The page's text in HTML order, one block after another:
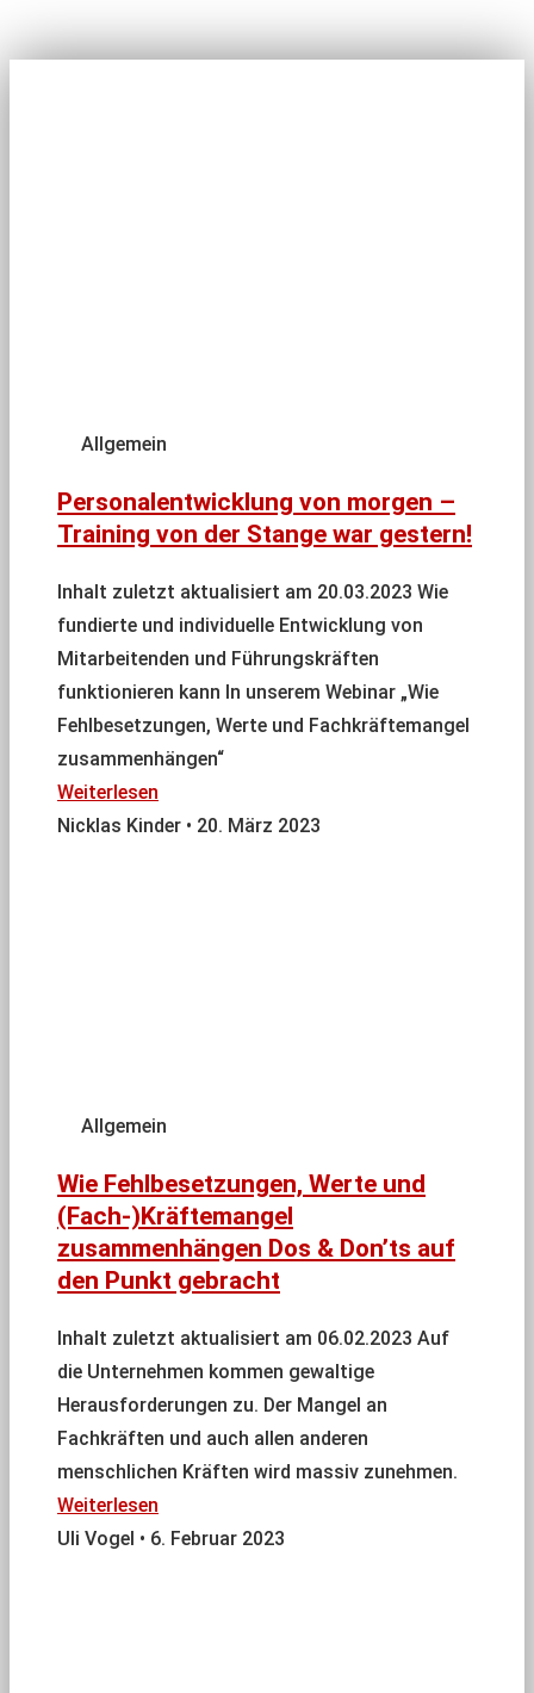
Allgemein
Personalentwicklung von morgen –
Training von der Stange war gestern!
Inhalt zuletzt aktualisiert am 20.03.2023 Wie
fundierte und individuelle Entwicklung von
Mitarbeitenden und Führungskräften
funktionieren kann In unserem Webinar „Wie
Fehlbesetzungen, Werte und Fachkräftemangel
zusammenhängen“
Weiterlesen
Nicklas Kinder
20. März 2023
Allgemein
Wie Fehlbesetzungen, Werte und
(Fach-)Kräftemangel
zusammenhängen Dos & Don’ts auf
den Punkt gebracht
Inhalt zuletzt aktualisiert am 06.02.2023 Auf
die Unternehmen kommen gewaltige
Herausforderungen zu. Der Mangel an
Fachkräften und auch allen anderen
menschlichen Kräften wird massiv zunehmen.
Weiterlesen
Uli Vogel
6. Februar 2023